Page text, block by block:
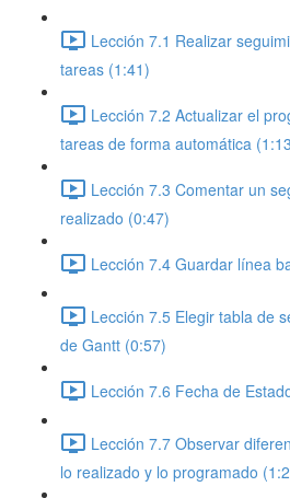
Lección 7.1 Realizar
tareas (1:41)
Lección 7.2 Actualizar el
tareas de forma automática
Lección 7.3 Comentar un
realizado (0:47)
Lección 7.4 Guardar línea
Lección 7.5 Elegir tabla de
de Gantt (0:57)
Lección 7.6 Fecha de
Lección 7.7 Observar
lo realizado y lo programado